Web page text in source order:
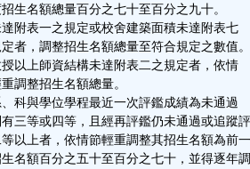
百分之七十至百分之九十。
一之規定或校舍建築面積未達附表七
生名額總量至符合規定之數值。
師資結構未達附表二之規定者，依情
名額總量。
學位學程最近一次評鑑成績為未通過
，且經再評鑑仍未通過或追蹤評
情節輕重調整其招生名額為前一
五十至百分之七十，並得逐年調